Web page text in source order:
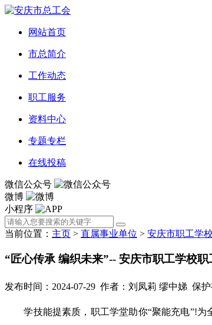
网站首页
市总简介
工作动态
职工服务
资料中心
专题专栏
在线投稿
微信公众号
微博
小程序
当前位置： 主页 > 直属事业单位 > 安庆市职工学校
“匠心传承 编织未来”-- 安庆市职工学校
发布时间：2024-07-29 作者：刘凤莉 缪中娣 保护
学技能提素质，职工学堂助你“聚能充电”!为